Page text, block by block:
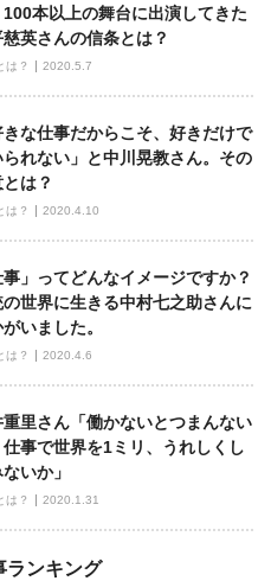
100本以上の舞台に出演してきた
慈英さんの信条とは？
は？ 2020.5.7
きな仕事だからこそ、好きだけで
られない」と中川晃教さん。その
は？
は？ 2020.4.10
事」ってどんなイメージですか？
の世界に生きる中村七之助さんに
いました。
は？ 2020.4.6
重里さん「働かないとつまんない
仕事で世界を1ミリ、うれしくし
いか」
は？ 2020.1.31
ランキング